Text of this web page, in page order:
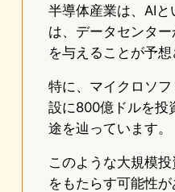
半導体産業は、AI
は、データセンタ
を与えることが予想
特に、マイクロソ
設に800億ドルを投
途を辿っています。
このような大規模
をもたらす可能性